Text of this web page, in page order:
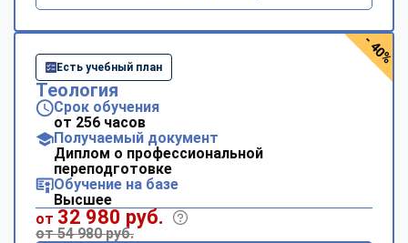
Есть учебный план
Теология
Срок обучения
от 256 часов
Получаемый документ
Диплом о профессиональной
переподготовке
Обучение на базе
Высшее
от 32 980 руб.
от 54 980 руб.
- 40%